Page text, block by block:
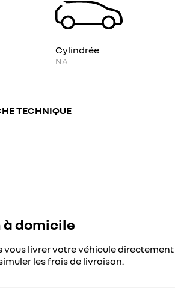
TECHNIQUE
Cylindrée
NA
à domicile
vous livrer votre véhicule
les frais de livraison.